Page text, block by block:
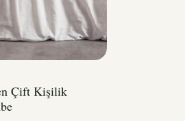
Çift Kişilik